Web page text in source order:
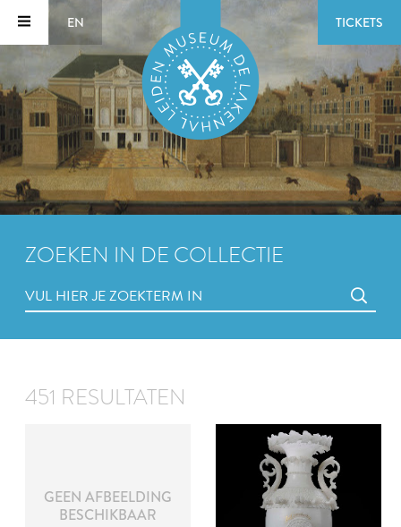
EN TICKETS
ZOEKEN IN DE COLLECTIE
451 RESULTATEN
GEEN AFBEELDING
BESCHIKBAAR